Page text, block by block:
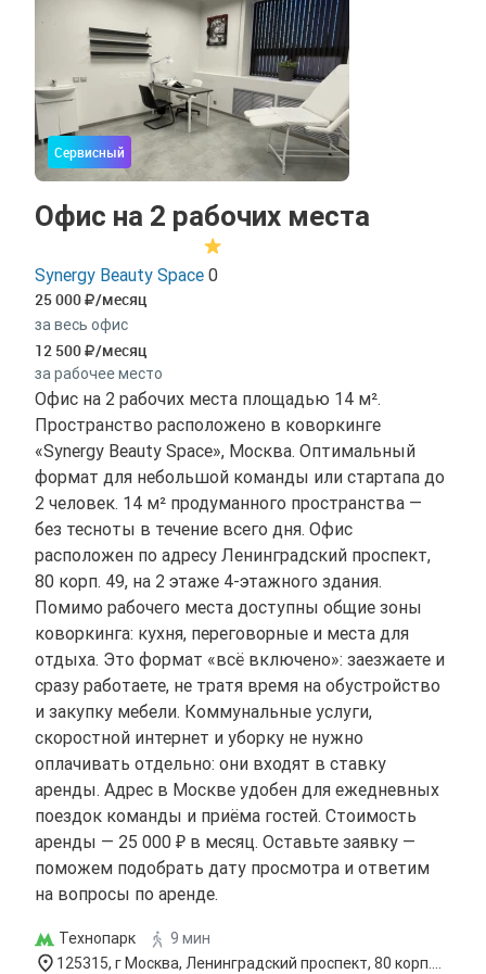
Сервисный
Офис на 2 рабочих места
Synergy Beauty Space 0
25 000 /месяц
за весь офис
12 500 /месяц
за рабочее место
Офис на 2 рабочих места площадью 14 м².
Пространство расположено в коворкинге
«Synergy Beauty Space», Москва. Оптимальный
формат для небольшой команды или стартапа до
2 человек. 14 м² продуманного пространства —
без тесноты в течение всего дня. Офис
расположен по адресу Ленинградский проспект,
80 корп. 49, на 2 этаже 4-этажного здания.
Помимо рабочего места доступны общие зоны
коворкинга: кухня, переговорные и места для
отдыха. Это формат «всё включено»: заезжаете и
сразу работаете, не тратя время на обустройство
и закупку мебели. Коммунальные услуги,
скоростной интернет и уборку не нужно
оплачивать отдельно: они входят в ставку
аренды. Адрес в Москве удобен для ежедневных
поездок команды и приёма гостей. Стоимость
аренды — 25 000 ₽ в месяц. Оставьте заявку —
поможем подобрать дату просмотра и ответим
на вопросы по аренде.
Технопарк
9 мин
125315, г Москва, Ленинградский проспект, 80 корп.